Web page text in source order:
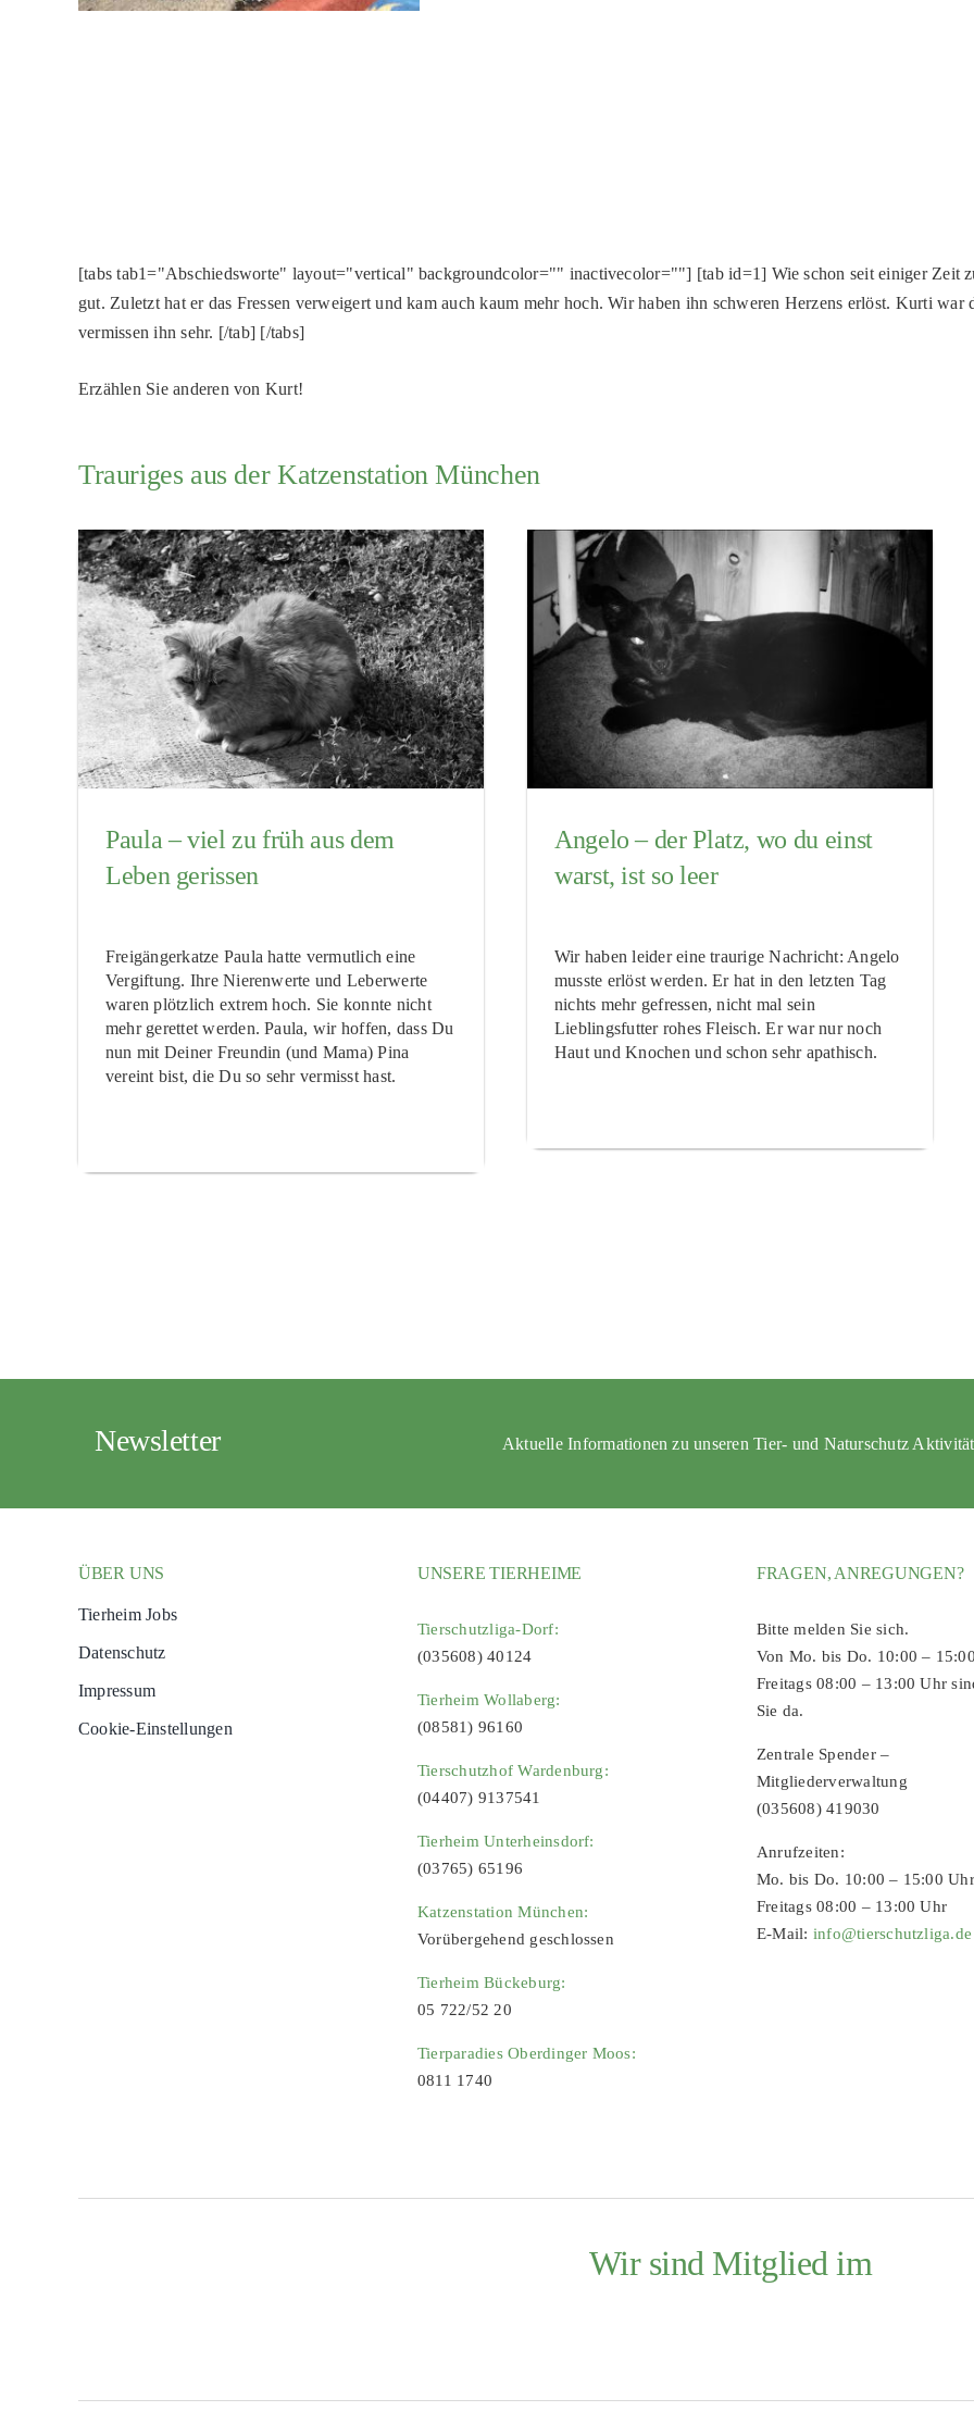
[tabs tab1="Abschiedsworte" layout="vertical" backgroundcolor="" inactivecolor=""] [tab id=1] Wie schon seit einiger Zeit
gut. Zuletzt hat er das Fressen verweigert und kam auch kaum mehr hoch. Wir haben ihn schweren Herzens erlöst. Kurti
vermissen ihn sehr. [/tab] [/tabs]
Erzählen Sie anderen von Kurt!
Trauriges aus der Katzenstation München
Paula – viel zu früh aus dem
Leben gerissen
Freigängerkatze Paula hatte vermutlich eine
Vergiftung. Ihre Nierenwerte und Leberwerte
waren plötzlich extrem hoch. Sie konnte nicht
mehr gerettet werden. Paula, wir hoffen, dass Du
nun mit Deiner Freundin (und Mama) Pina
vereint bist, die Du so sehr vermisst hast.
Angelo – der Platz, wo du einst
warst, ist so leer
Wir haben leider eine traurige Nachricht: Angelo
musste erlöst werden. Er hat in den letzten Tag
nichts mehr gefressen, nicht mal sein
Lieblingsfutter rohes Fleisch. Er war nur noch
Haut und Knochen und schon sehr apathisch.
Newsletter Aktuelle Informationen zu unseren Tier- und Naturschutz
ÜBER UNS
Tierheim Jobs
Datenschutz
Impressum
Cookie-Einstellungen
UNSERE TIERHEIME
Tierschutzliga-Dorf:
(035608) 40124
Tierheim Wollaberg:
(08581) 96160
Tierschutzhof Wardenburg:
(04407) 9137541
Tierheim Unterheinsdorf:
(03765) 65196
Katzenstation München:
Vorübergehend geschlossen
Tierheim Bückeburg:
05 722/52 20
Tierparadies Oberdinger Moos:
0811 1740
FRAGEN, ANREGUNGEN?
Bitte melden Sie sich.
Von Mo. bis Do. 10:00 –
Freitags 08:00 – 13:00 Uhr
Sie da.
Zentrale Spender –
Mitgliederverwaltung
(035608) 419030
Anrufzeiten:
Mo. bis Do. 10:00 – 15:00 Uhr
Freitags 08:00 – 13:00 Uhr
E-Mail: info@tierschutzliga.de
Wir sind Mitglied im